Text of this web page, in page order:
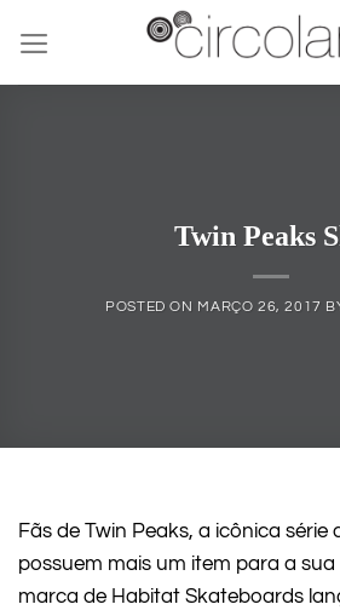
content
Twin Peaks
POSTED ON MARÇO 26, 2017
Fãs de Twin Peaks, a icônica série
possuem mais um item para a sua
marca de Habitat Skateboards